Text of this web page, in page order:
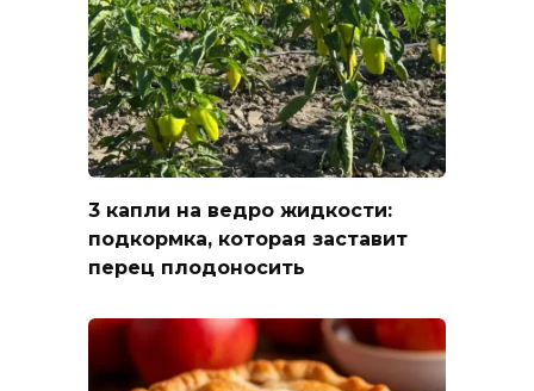
3 капли на ведро жидкости:
подкормка, которая заставит
перец плодоносить